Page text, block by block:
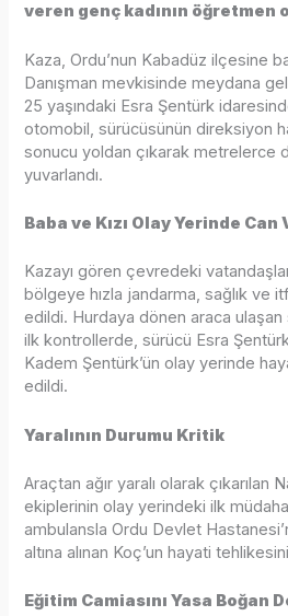
veren genç kadının öğretmen
Kaza, Ordu’nun Kabadüz ilçesine
Danışman mevkisinde meydana
25 yaşındaki Esra Şentürk
otomobil, sürücüsünün direksiyon
sonucu yoldan çıkarak metrelerce
yuvarlandı.
Baba ve Kızı Olay Yerinde Can
Kazayı gören çevredeki
bölgeye hızla jandarma, sağlık ve
edildi. Hurdaya dönen araca ulaşan
ilk kontrollerde, sürücü Esra
Kadem Şentürk’ün olay yerinde
edildi.
Yaralının Durumu Kritik
Araçtan ağır yaralı olarak çıkarılan
ekiplerinin olay yerindeki ilk
ambulansla Ordu Devlet
altına alınan Koç’un hayati
Eğitim Camiasını Yasa Boğan